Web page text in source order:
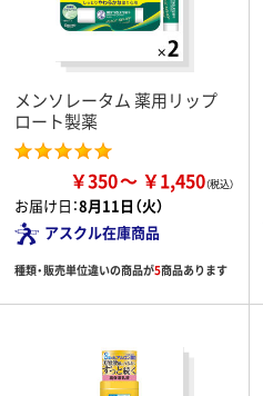
メンソレータム 薬用リップ
ロート製薬
￥350 ￥1,450
お届け日：8月11日（火）
アスクル在庫商品
種類・販売単位違いの商品が5商品あります